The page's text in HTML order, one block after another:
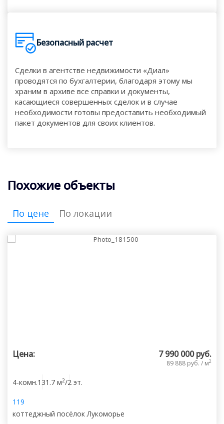
Безопасный расчет
Сделки в агентстве недвижимости «Диал»
проводятся по бухгалтерии, благодаря этому мы
храним в архиве все справки и документы,
касающиеся совершенных сделок и в случае
необходимости готовы предоставить необходимый
пакет документов для своих клиентов.
Похожие объекты
По цене По локации
Цена: 7 990 000 руб.
89 888 руб. / м2
4-комн.131.7 м2/2 эт.
119
коттеджный посёлок Лукоморье